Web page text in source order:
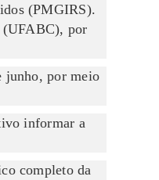
(PMGIRS).
(UFABC), por
junho, por meio
informar a
completo da